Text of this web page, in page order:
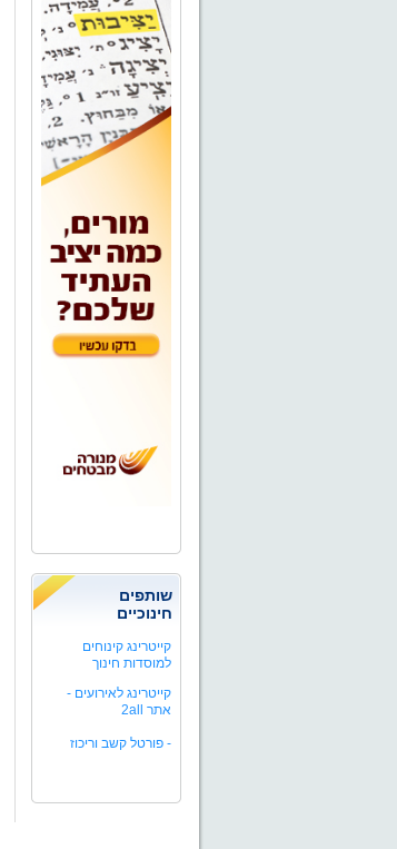
שותפים
חינוכיים
קייטרינג קינוחים
למוסדות חינוך
קייטרינג לאירועים -
אתר 2all
-פורטל קשב וריכוז